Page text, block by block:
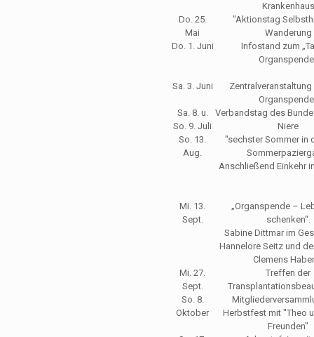
Krankenhaus
Do. 25.
Mai
"Aktionstag
Wanderung
Do. 1. Juni
Infostand zum
Sa. 3. Juni
Zentralveranstaltung
Sa. 8. u.
So. 9. Juli
Verbandstag des
Niere
So. 13.
Aug.
"sechster Sommer in
Anschließend Einkehr
Mi. 13.
Sept.
„Organspende –
schenken“.
Sabine Dittmar im
Hannelore Seitz und
Clemens
Mi. 27.
Sept.
Treffen der
So. 8.
Oktober
Herbstfest mit "Theo
Freunden"